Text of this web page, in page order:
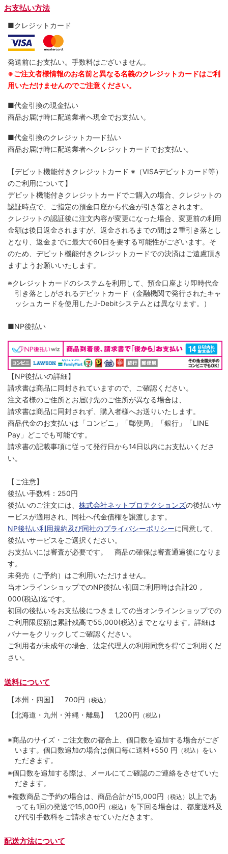
お支払い方法
■クレジットカード
発送前にお支払い。手数料はございません。
※ご注文者様情報のお名前と異なる名義のクレジットカードはご利
用いただけませんのでご注意ください。
■代金引換の現金払い
商品お届け時に配送業者へ現金でお支払い。
■代金引換のクレジットカ―ド払い
商品お届け時に配送業者へクレジットカードでお支払い。
【デビット機能付きクレジットカード ※（VISAデビットカード等）
のご利用について】
デビット機能付きクレジットカードでご購入の場合、クレジットの
認証時点で、ご指定の預金口座から代金が引き落とされます。
クレジットの認証後に注文内容が変更になった場合、変更前の利用
金額は後日返金されますが、返金されるまでの間は２重引き落とし
となり、返金までに最大で60日を要する可能性がございます。そ
のため、デビット機能付きクレジットカードでの決済はご遠慮頂き
ますようお願いいたします。
※クレジットカードのシステムを利用して、預金口座より即時代金
引き落としがされるデビットカード（金融機関で発行されたキャ
ッシュカードを使用したJ-Debitシステムとは異なります。）
■NP後払い
【NP後払いの詳細】
請求書は商品に同封されていますので、ご確認ください。
注文者様のご住所とお届け先のご住所が異なる場合は、
請求書は商品に同封されず、購入者様へお送りいたします。
商品代金のお支払いは「コンビニ」「郵便局」「銀行」「LINE
Pay」どこでも可能です。
請求書の記載事項に従って発行日から14日以内にお支払いくださ
い。
【ご注意】
後払い手数料：250円
後払いのご注文には、 株式会社ネットプロテクションズの後払いサ
ービスが適用され、同社へ代金債権を譲渡します。
NP後払い利用規約及び同社のプライバシーポリシーに同意して、
後払いサービスをご選択ください。
お支払いには審査が必要です。 商品の確保は審査通過後になりま
す。
未発売（ご予約）はご利用いただけません。
当オンラインショップでのNP後払い初回ご利用時は合計20，
000(税込)迄です。
初回の後払いをお支払後につきましての当オンラインショップでの
ご利用限度額は累計残高で55,000(税込)までとなります。詳細は
バナーをクリックしてご確認ください。
ご利用者が未成年の場合、法定代理人の利用同意を得てご利用くだ
さい。
送料について
【本州・四国】 700円 （税込）
【北海道・九州・沖縄・離島】 1,200円 （税込）
※商品のサイズ・ご注文数の都合上、個口数を追加する場合がござ
います。個口数追加の場合は個口毎に送料+550 円 （税込） をい
ただきます。
※個口数を追加する際は、メールにてご確認のご連絡をさせていた
だきます。
※複数商品ご予約の場合は、商品合計が15,000円 （税込） 以上であ
っても1回の発送で15,000円 （税込） を下回る場合は、都度送料及
び代引手数料をご請求させていただきます。
配送方法について